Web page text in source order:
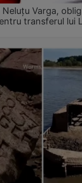
Varga,
transferul lui